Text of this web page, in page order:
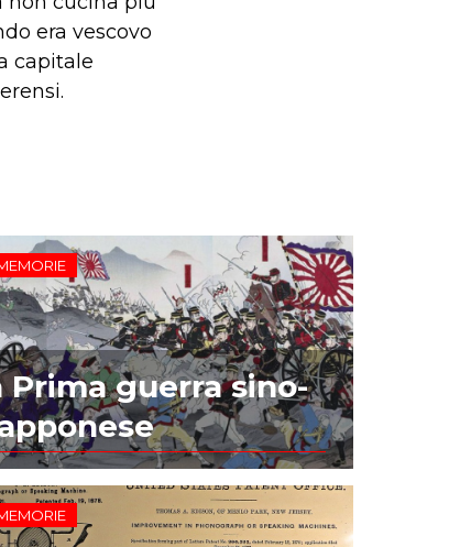
era vescovo
capitale
Prima guerra sino-